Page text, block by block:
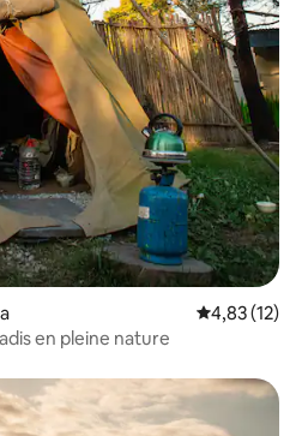
Évaluation
4,83 (12)
en pleine nature